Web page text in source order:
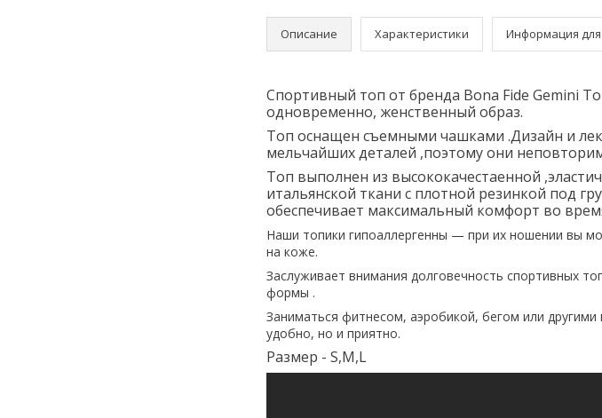
Описание Характеристики Информация для
Спортивный топ от бренда Bona Fide Gemini
одновременно, женственный образ.
Топ оснащен съемными чашками .Дизайн и
мельчайших деталей ,поэтому они
Топ выполнен из высококачестаенной
итальянской ткани с плотной резинкой под
обеспечивает максимальный комфорт во
Наши топики гипоаллергенны — при их ношении вы
на коже.
Заслуживает внимания долговечность спортивных
формы .
Заниматься фитнесом, аэробикой, бегом или
удобно, но и приятно.
Размер - S,М,L